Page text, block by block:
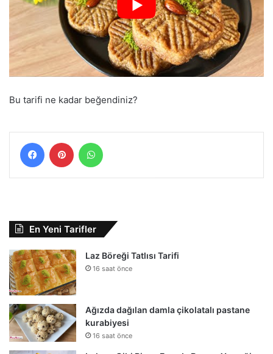
Bu tarifi ne kadar beğendiniz?
FacebookPinterest
En Yeni Tarifler
Laz Böreği Tatlısı Tarifi
16 saat önce
Ağızda dağılan damla çikolatalı pastane
kurabiyesi
16 saat önce